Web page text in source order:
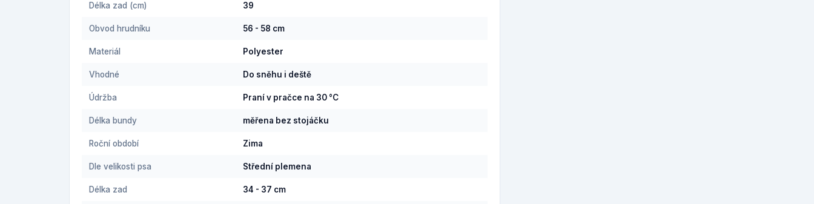
Délka zad (cm) 39
Obvod hrudníku 56 - 58 cm
Materiál Polyester
Vhodné Do sněhu i deště
Údržba Praní v pračce na 30 °C
Délka bundy měřena bez stojáčku
Roční období Zima
Dle velikosti psa Střední plemena
Délka zad 34 - 37 cm